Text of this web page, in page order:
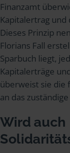
Finanzamt
Kapitalertrag
Dieses Prinzip
Florians Fall
Sparbuch liegt,
Kapitalerträge
überweist sie die
an das
Wird auch